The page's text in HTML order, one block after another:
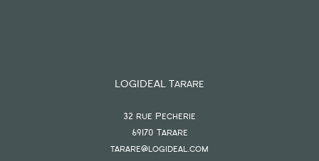
LOGIDEAL Tarare
32 rue Pecherie
69170 tarare
tarare@logideal.com